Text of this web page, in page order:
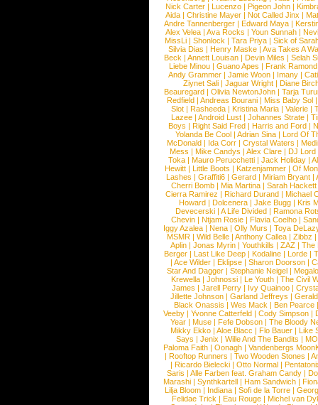
Nick Carter | Lucenzo | Pigeon John |
Aida |Christine Mayer |Not Called Jinx |
Andre Tannenberger | Edward Maya |
Alex Velea | Ava Rocks | Youn Sunnah |
MissLi | Shonlock | Tara Priya | Sick of
Silvia Dias |Henry Maske |Ava Takes A
Beck |Annett Louisan |Devin Miles |Selah
Liebe Minou |Guano Apes |Frank Ramond
Andy Grammer |Jamie Woon | Imany |
Ziynet Sali |Jaguar Wright |Diane
Beauregard |Olivia NewtonJohn |Tarja
Redfield | Andreas Bourani | Miss Baby Sol
Slot | Rasheeda | Kristina Maria | Valerie |
Lazee | Android Lust | Johannes Strate |
Boys | Right Said Fred | Harris and Ford |
Yolanda Be Cool |Adrian Sina |Lord Of
McDonald | Ida Corr |Crystal Waters |
Mess | Mike Candys | Alex Clare | DJ Lord
Toka | Mauro Perucchetti | Jack Holiday |
Hewitt |Little Boots |Katzenjammer |Of
Lashes |Graffiti6 |Gerard |Miriam Bryant |
Cherri Bomb | Mia Martina | Sarah Hackett
Cierra Ramirez | Richard Durand | Michael
Howard |Dolcenera |Jake Bugg |Kris
Devecerski |A Life Divided |Ramona
Chevin |Ntjam Rosie |Flavia Coelho |
Iggy Azalea | Nena | Olly Murs | Toya
MSMR |Wild Belle |Anthony Callea |Zibbz
Aplin | Jonas Myrin | Youthkills | ZAZ | The
Berger |Last Like Deep |Kodaline |Lorde |
|Ace Wilder |Eklipse |Sharon Doorson |
Star And Dagger | Stephanie Neigel |
Krewella | Johnossi | Le Youth | The Civil
James | Jarell Perry | Ivy Quainoo |
Jillette Johnson | Garland Jeffreys |
Black Onassis | Wes Mack | Ben Pearce
Veeby | Yvonne Catterfeld | Cody Simpson |
Year |Muse |Fefe Dobson |The Bloody
Mikky Ekko | Aloe Blacc | Flo Bauer | Like
Says | Jenix | Wille And The Bandits | MO
Paloma Faith |Oonagh |Vandenbergs
|Rooftop Runners |Two Wooden Stones |
| Ricardo Bielecki | Otto Normal |
Saris | Alle Farben feat. Graham Candy |
Marashi | Synthkartell | Ham Sandwich |
Lilja Bloom | Indiana | Sofi de la Torre |
Felidae Trick | Eau Rouge | Michel van